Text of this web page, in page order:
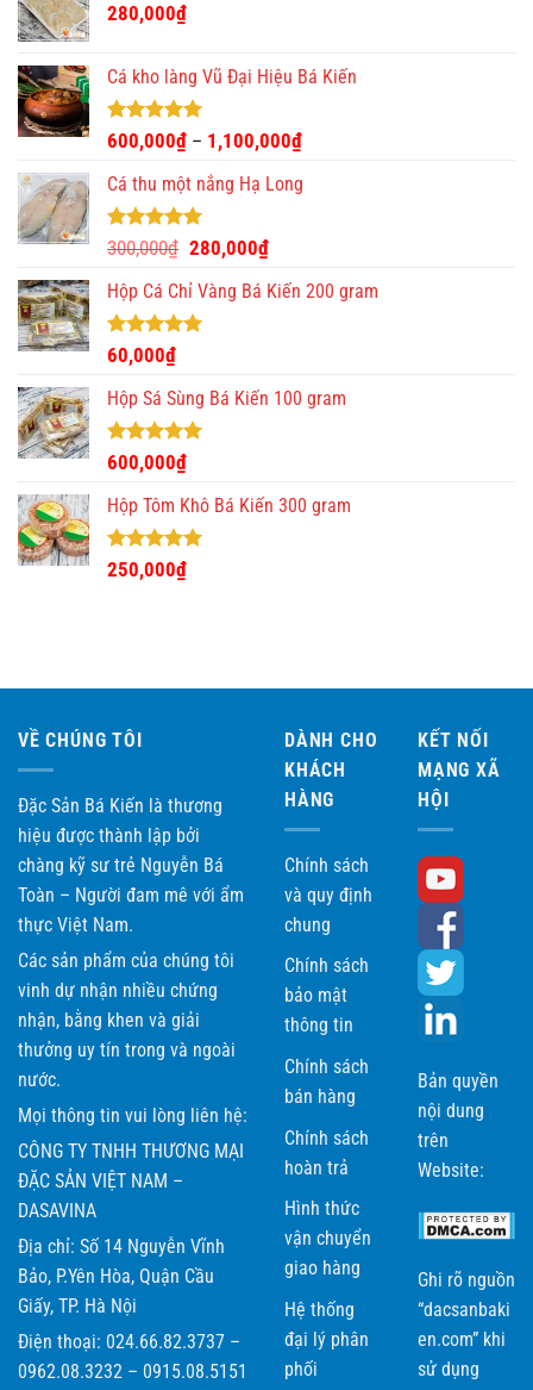
280,000₫
Cá kho làng Vũ Đại Hiệu Bá Kiến
Được xếp
hạng
4.93
5 sao
600,000₫ – 1,100,000₫
Cá thu một nắng Hạ Long
Được xếp
hạng
5.00
5 sao
300,000₫ Giá
là:
300,000₫.
280,000₫Giá
tại
Hộp Cá Chỉ Vàng Bá Kiến 200 gram
Được xếp
hạng
5.00
5 sao
60,000₫
Hộp Sá Sùng Bá Kiến 100 gram
Được xếp
hạng
5.00
5 sao
600,000₫
Hộp Tôm Khô Bá Kiến 300 gram
Được xếp
hạng
5.00
250,000₫
VỀ CHÚNG TÔI
Đặc Sản Bá Kiến là thương
hiệu được thành lập bởi
chàng kỹ sư trẻ Nguyễn Bá
Toàn – Người đam mê với ẩm
thực Việt Nam.
Các sản phẩm của chúng tôi
vinh dự nhận nhiều chứng
nhận, bằng khen và giải
thưởng uy tín trong và ngoài
nước.
Mọi thông tin vui lòng liên hệ:
CÔNG TY TNHH THƯƠNG MẠI
ĐẶC SẢN VIỆT NAM –
DASAVINA
Địa chỉ: Số 14 Nguyễn Vĩnh
Bảo, P.Yên Hòa, Quận Cầu
Giấy, TP. Hà Nội
Điện thoại: 024.66.82.3737 –
0962.08.3232 – 0915.08.5151
DÀNH CHO
KHÁCH
HÀNG
Chính sách
và quy định
chung
Chính sách
bảo mật
thông tin
Chính sách
bán hàng
Chính sách
hoàn trả
Hình thức
vận chuyển
giao hàng
Hệ thống
đại lý phân
phối
KẾT NỐI
MẠNG XÃ
HỘI
Bản quyền
nội dung
trên
Website:
Ghi rõ nguồn
“dacsanbaki
en.com” khi
sử dụng